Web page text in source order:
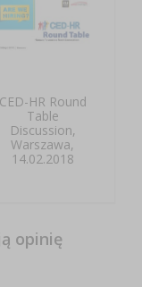
CED-HR Round
Table
Discussion,
Warszawa,
14.02.2018
opinię